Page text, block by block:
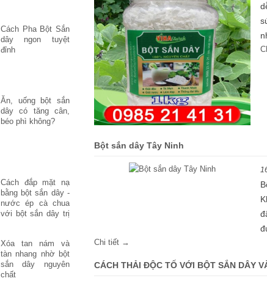
Bột sắn dây Tây Ninh
Chi tiết →
CÁCH THẢI ĐỘC TỐ VỚI BỘT SẮN DÂY
Cách Pha Bột Sắn
dây ngon tuyệt
đỉnh
Ăn, uống bột sắn
dây có tăng cân,
béo phì không?
Cách đắp mặt nạ
bằng bột sắn dây -
nước ép cà chua
với bột sắn dây trị
Xóa tan nám và
tàn nhang nhờ bột
sắn dây nguyên
chất